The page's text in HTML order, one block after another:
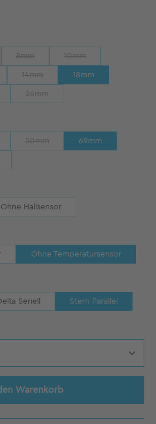
8mm 10mm
14mm 18mm
26mm
50mm 69mm
Ohne Hallsensor
Ohne Temperatursensor
Seriell Stern Parallel
Gib den gewünschten
Warenkorb